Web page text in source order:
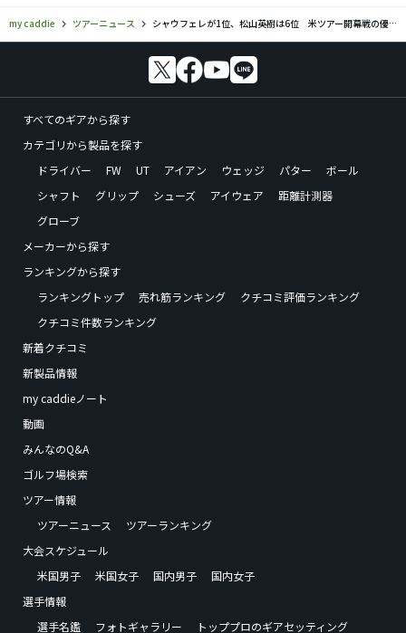
my caddie ツアーニュース シャウフェレが1位、松山英樹は6位 米ツアー開幕戦の優勝予想
すべてのギアから探す
カテゴリから製品を探す
ドライバー
FW UT アイアン ウェッジ パター
ボール
シャフト
グリップ シューズ アイウェア
距離計測器
グローブ
メーカーから探す
ランキングから探す
ランキングトップ
売れ筋ランキング
クチコミ評価ランキング
クチコミ件数ランキング
新着クチコミ
新製品情報
my caddieノート
動画
みんなのQ&A
ゴルフ場検索
ツアー情報
ツアーニュース
ツアーランキング
大会スケジュール
米国男子
米国女子 国内男子
国内女子
選手情報
選手名鑑
フォトギャラリー トッププロのギアセッティング